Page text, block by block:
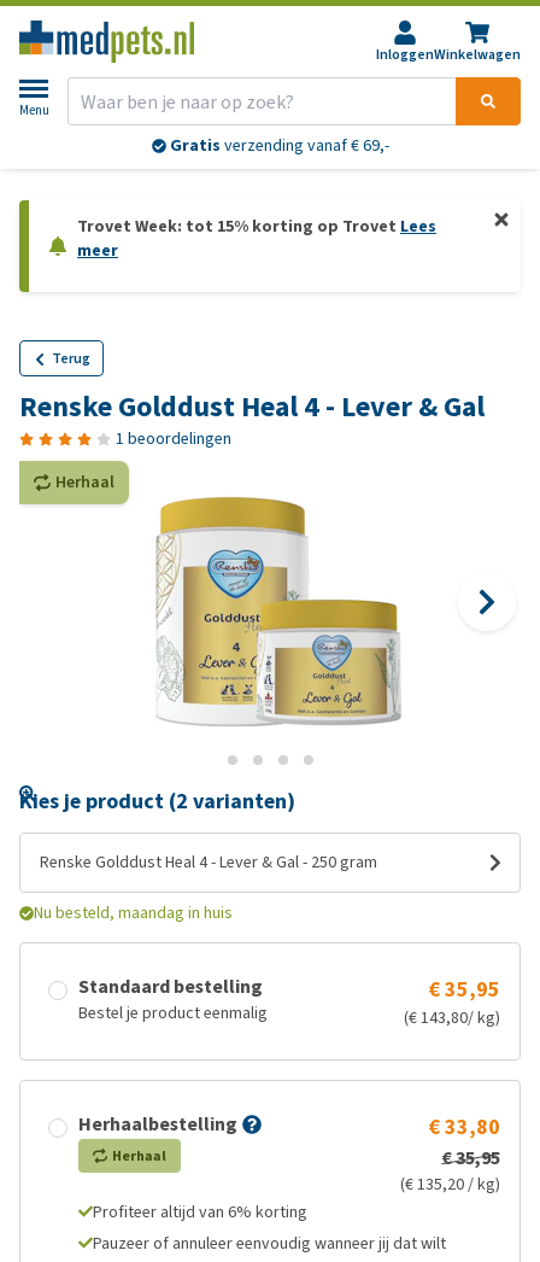
InloggenWinkelwagen
Menu
Gratis verzending vanaf € 69,-
Trovet Week: tot 15% korting op Trovet Lees
meer
Terug
Renske Golddust Heal 4 - Lever & Gal
1 beoordelingen
Herhaal
Kies je product (2 varianten)
Renske Golddust Heal 4 - Lever & Gal - 250 gram
Nu besteld, maandag in huis
Standaard bestelling
Bestel je product eenmalig
€ 35,95
(€ 143,80/ kg)
Herhaalbestelling
Herhaal
€ 33,80
€ 35,95
(€ 135,20 / kg)
Profiteer altijd van 6% korting
Pauzeer of annuleer eenvoudig wanneer jij dat wilt